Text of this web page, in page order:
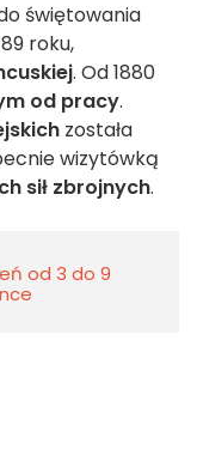
świętowania
roku,
. Od 1880
od pracy.
została
wizytówką
sił zbrojnych.
od 3 do 9